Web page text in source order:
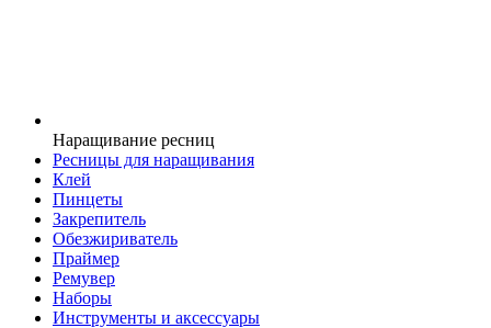
Наращивание ресниц
Ресницы для наращивания
Клей
Пинцеты
Закрепитель
Обезжириватель
Праймер
Ремувер
Наборы
Инструменты и аксессуары